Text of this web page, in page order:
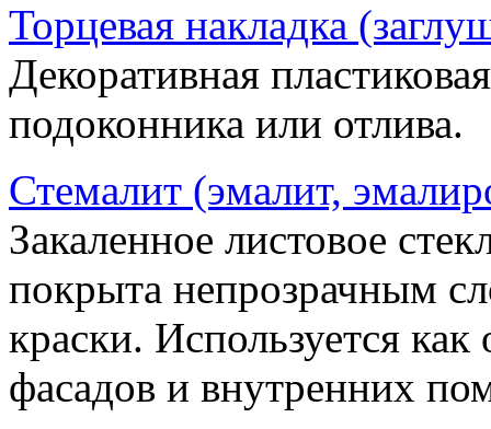
Торцевая накладка
Декоративная
подоконника или отлива.
Стемалит (эмалит,
Закаленное листовое
покрыта непрозрачным
краски. Используется
фасадов и внутренних